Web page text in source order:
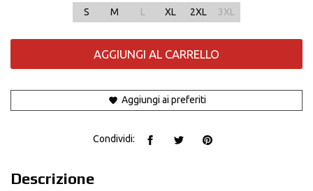
S
M L XL 2XL 3XL
AGGIUNGI AL CARRELLO
Aggiungi ai preferiti
Condividi:
Descrizione